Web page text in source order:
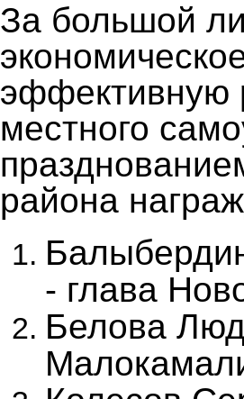
За большой
эффективную
местного
района
- глава
Белова